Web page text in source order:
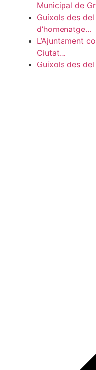
Municipal de
Guíxols des
d’homenatge…
L’Ajuntament
Ciutat…
Guíxols des